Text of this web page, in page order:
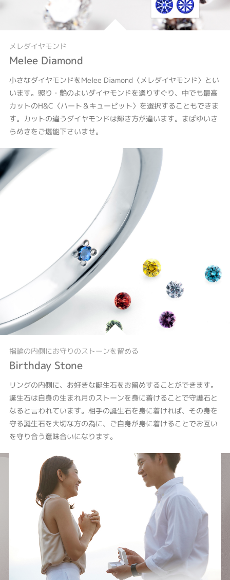
メレダイヤモンド
Melee Diamond
小さなダイヤモンドをMelee Diamond〈メレダイヤモンド〉とい
います。照り・艶のよいダイヤモンドを選りすぐり、中でも最高
カットのH&C〈ハート＆キューピット〉を選択することもできま
す。カットの違うダイヤモンドは輝き方が違います。まばゆいき
らめきをご堪能下さいませ。
指輪の内側にお守りのストーンを留める
Birthday Stone
リングの内側に、お好きな誕生石をお留めすることができます。
誕生石は自身の生まれ月のストーンを身に着けることで守護石と
なると言われています。相手の誕生石を身に着ければ、その身を
守る誕生石を大切な方の為に、ご自身が身に着けることでお互い
を守り合う意味合いになります。